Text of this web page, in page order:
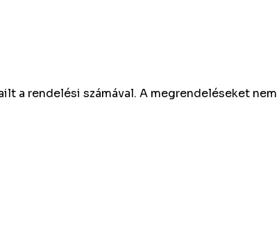
a rendelési számával. A megrendeléseket